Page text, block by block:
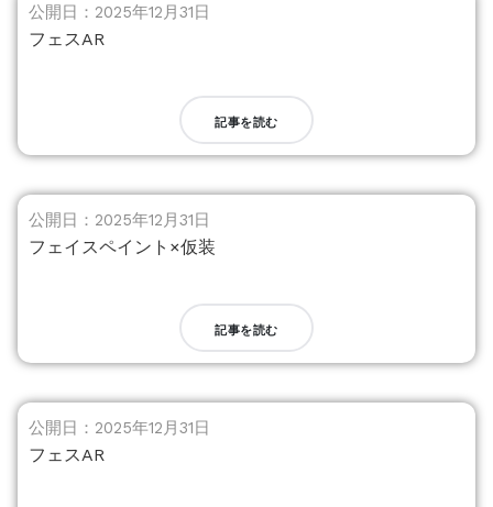
公開日：2025年12月31日
フェスAR
記事を読む
公開日：2025年12月31日
フェイスペイント×仮装
記事を読む
公開日：2025年12月31日
フェスAR